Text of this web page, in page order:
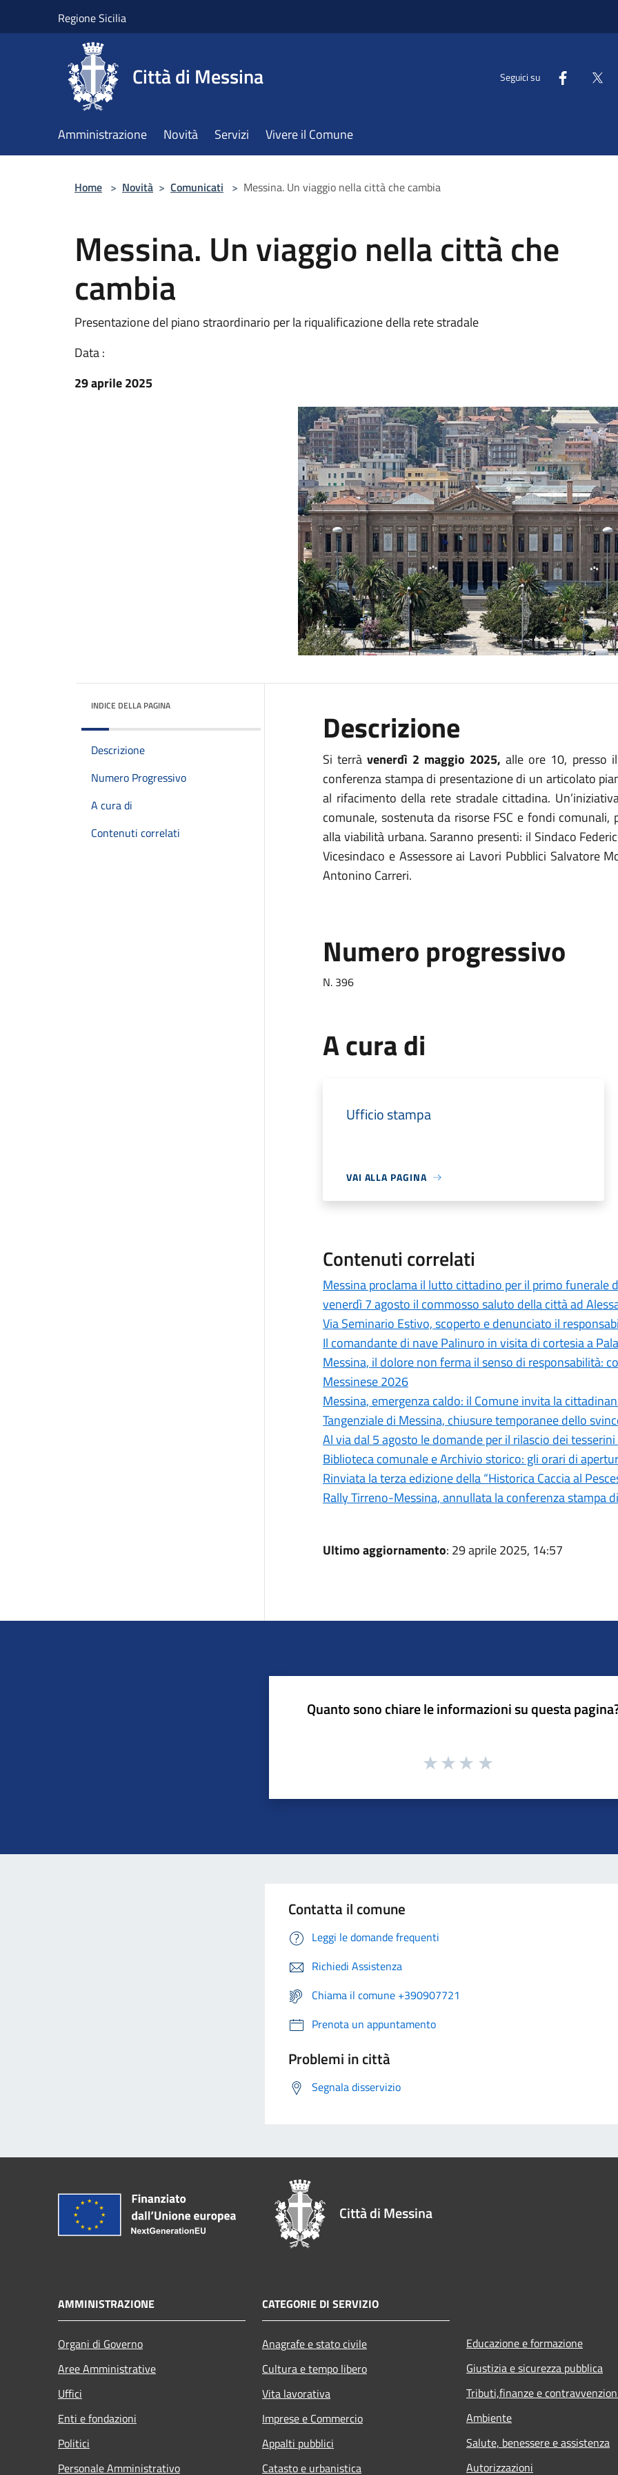
Regione Sicilia
Città di Messina Seguici su
Amministrazione Novità Servizi Vivere il Comune
Home > Novità > Comunicati > Messina. Un viaggio nella città che cambia
Messina. Un viaggio nella città che
cambia
Presentazione del piano straordinario per la riqualificazione della rete stradale
Data :
29 aprile 2025
INDICE DELLA PAGINA
Descrizione
Numero Progressivo
A cura di
Contenuti correlati
Descrizione
Si terràvenerdì 2 maggio 2025, alle ore 10, presso
conferenza stampa di presentazione di un articolato
al rifacimento della rete stradale cittadina.
comunale, sostenuta da risorse FSC e fondi
alla viabilità urbana. Saranno presenti: il Sindaco
Vicesindaco e Assessore ai Lavori Pubblici Salvatore
Antonino Carreri.
Numero progressivo
N. 396
A cura di
Ufficio stampa
VAI ALLA PAGINA
Contenuti correlati
Messina proclama il lutto cittadino per il primo
venerdì 7 agosto il commosso saluto della città ad
Via Seminario Estivo, scoperto e denunciato il
Il comandante di nave Palinuro in visita di cortesia a
Messina, il dolore non ferma il senso di responsabilità:
Messinese 2026
Messina, emergenza caldo: il Comune invita la
Tangenziale di Messina, chiusure temporanee dello
Al via dal 5 agosto le domande per il rilascio dei
Biblioteca comunale e Archivio storico: gli orari di
Rinviata la terza edizione della “Historica Caccia al
Rally Tirreno-Messina, annullata la conferenza stampa
Ultimo aggiornamento: 29 aprile 2025, 14:57
Quanto sono chiare le informazioni su questa
Contatta il comune
Leggi le domande frequenti
Richiedi Assistenza
Chiama il comune +390907721
Prenota un appuntamento
Problemi in città
Segnala disservizio
Città di Messina
AMMINISTRAZIONE
Organi di Governo
Aree Amministrative
Uffici
Enti e fondazioni
Politici
Personale Amministrativo
CATEGORIE DI SERVIZIO
Anagrafe e stato civile
Cultura e tempo libero
Vita lavorativa
Imprese e Commercio
Appalti pubblici
Catasto e urbanistica
Educazione e formazione
Giustizia e sicurezza pubblica
Tributi,finanze e
Ambiente
Salute, benessere e assistenza
Autorizzazioni